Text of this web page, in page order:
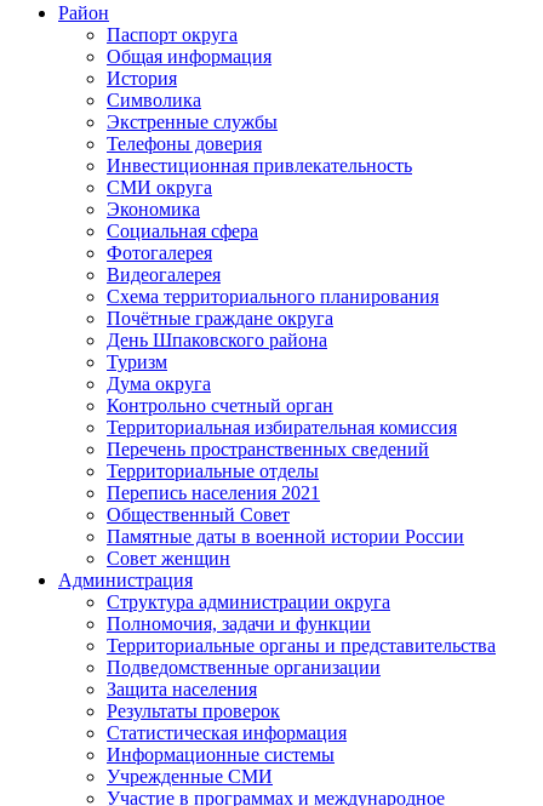
Район
Паспорт округа
Общая информация
История
Символика
Экстренные службы
Телефоны доверия
Инвестиционная привлекательность
СМИ округа
Экономика
Социальная сфера
Фотогалерея
Видеогалерея
Схема территориального планирования
Почётные граждане округа
День Шпаковского района
Туризм
Дума округа
Контрольно счетный орган
Территориальная избирательная комиссия
Перечень пространственных сведений
Территориальные отделы
Перепись населения 2021
Общественный Совет
Памятные даты в военной истории России
Совет женщин
Администрация
Структура администрации округа
Полномочия, задачи и функции
Территориальные органы и представительства
Подведомственные организации
Защита населения
Результаты проверок
Статистическая информация
Информационные системы
Учрежденные СМИ
Участие в программах и международное